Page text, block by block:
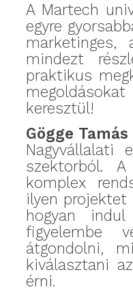
A Martech
egyre
marketinges,
mindezt
praktikus
keresztül!
Gögge
Nagyvállalati
szektorból.
komplex
ilyen
hogyan
figyelembe
átgondolni,
kiválasztani
érni.